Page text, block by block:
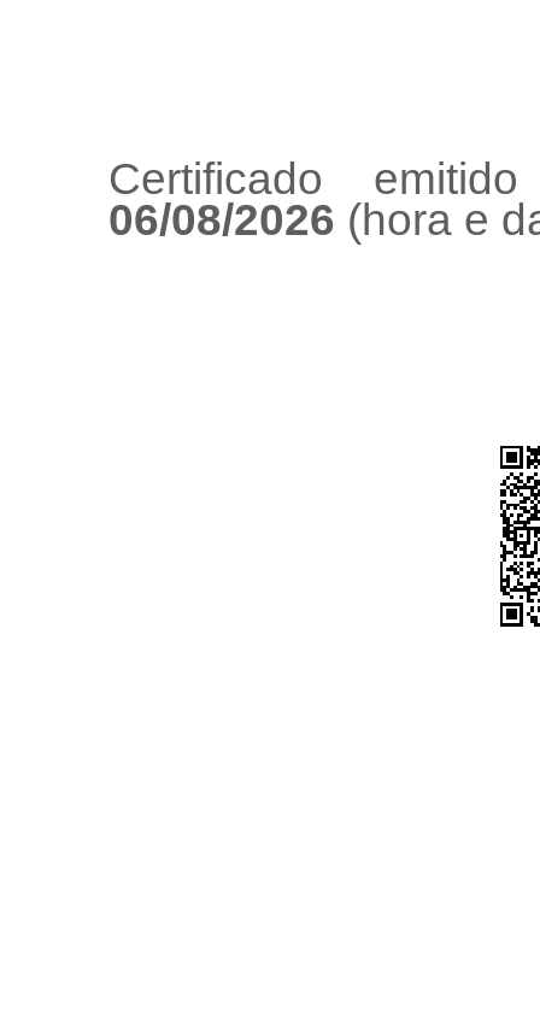
Certificado
06/08/2026 (hora e